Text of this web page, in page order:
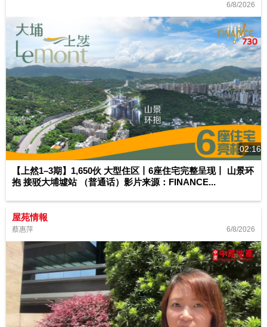
6/8/2026
02:16
【上然1–3期】1,650伙 大型住区丨6座住宅完整呈现丨 山景环
抱 接驳大埔墟站 （普通话）影片来源：FINANCE...
屋苑情報
蔡惠萍 6/8/2026